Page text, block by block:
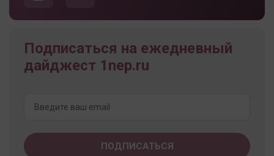
Подписаться на ежедневный
дайджест 1nep.ru